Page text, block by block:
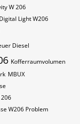
W 206
Digital Light W206
Diesel
Kofferraumvolumen
MBUX
W206 Problem